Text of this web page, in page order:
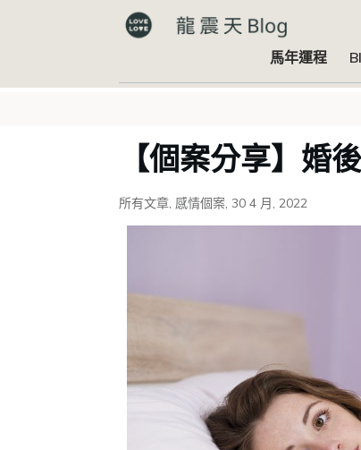
馬年運程
【個案分享】婚
所有文章, 感情個案, 30 4 月, 2022